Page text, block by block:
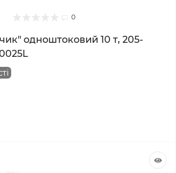
0
одноштоковий 10 т, 205-